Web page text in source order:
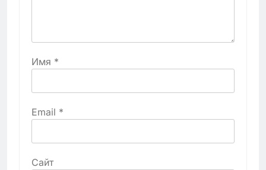
Имя *
Email *
Сайт